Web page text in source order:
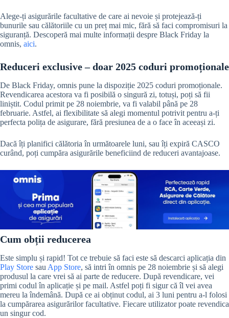
Alege-ți asigurările facultative de care ai nevoie și protejează-ți
bunurile sau călătoriile cu un preț mai mic, fără să faci compromisuri la
siguranță. Descoperă mai multe informații despre Black Friday la
omnis, aici.
Reduceri exclusive – doar 2025 coduri promoționale
De Black Friday, omnis pune la dispoziție 2025 coduri promoționale.
Revendicarea acestora va fi posibilă o singură zi, totuși, poți să fii
liniștit. Codul primit pe 28 noiembrie, va fi valabil până pe 28
februarie. Astfel, ai flexibilitate să alegi momentul potrivit pentru a-ți
perfecta polița de asigurare, fără presiunea de a o face în aceeași zi.
Dacă îți planifici călătoria în următoarele luni, sau îți expiră CASCO
curând, poți cumpăra asigurările beneficiind de reduceri avantajoase.
Cum obții reducerea
Este simplu și rapid! Tot ce trebuie să faci este să descarci aplicația din
Play Store sau App Store, să intri în omnis pe 28 noiembrie și să alegi
produsul la care vrei să ai parte de reducere. După revendicare, vei
primi codul în aplicație și pe mail. Astfel poți fi sigur că îl vei avea
mereu la îndemână. După ce ai obținut codul, ai 3 luni pentru a-l folosi
la cumpărarea asigurărilor facultative. Fiecare utilizator poate revendica
un singur cod.